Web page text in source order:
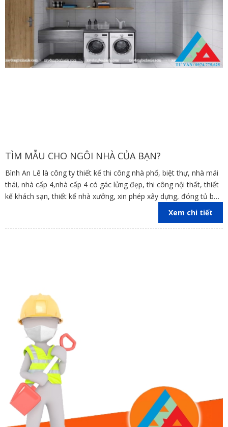
TÌM MẪU CHO NGÔI NHÀ CỦA BẠN?
Bình An Lê là công ty thiết kế thi công nhà phố, biệt thự, nhà mái
thái, nhà cấp 4,nhà cấp 4 có gác lửng đẹp, thi công nội thất, thiết
kế khách sạn, thiết kế nhà xưởng, xin phép xây dựng, đóng tủ bếp
trên địa bàn các tỉnh Đồng Nai, Bình Dương, TP Hồ Chí Minh,
Xem chi tiết